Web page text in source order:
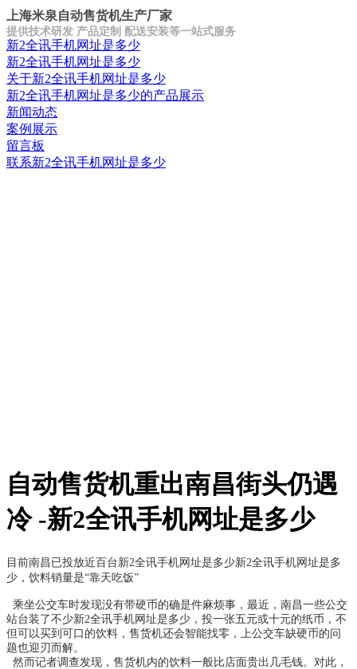
上海米泉自动售货机生产厂家
提供技术研发 产品定制 配送安装等一站式服务
新2全讯手机网址是多少
新2全讯手机网址是多少
关于新2全讯手机网址是多少
新2全讯手机网址是多少的产品展示
新闻动态
案例展示
留言板
联系新2全讯手机网址是多少
自动售货机重出南昌街头仍遇
冷 -新2全讯手机网址是多少
目前南昌已投放近百台新2全讯手机网址是多少新2全讯手机网址是多
少 ，饮料销量是“靠天吃饭”
乘坐公交车时发现没有带硬币的确是件麻烦事，最近，南昌一些公交
站台装了不少新2全讯手机网址是多少 ，投一张五元或十元的纸币，不
但可以买到可口的饮料，售货机还会智能找零，上公交车缺硬币的问
题也迎刃而解。
然而记者调查发现，售货机内的饮料一般比店面贵出几毛钱。对此，